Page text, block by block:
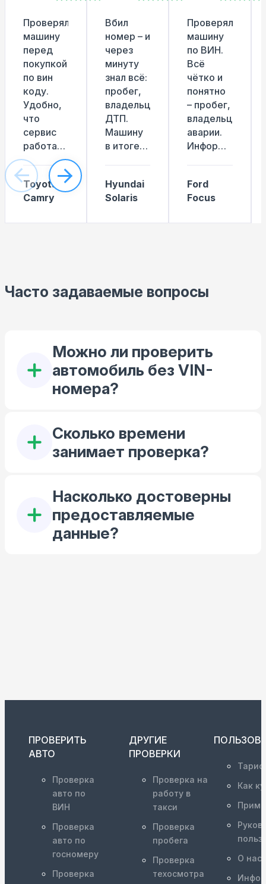
Проверял
машину
перед
покупкой
по вин
коду.
Удобно,
что
сервис
работает
быстро,
без
сложностей.
Узнал,
аварии.
Спасибо,
что
помогли
Toyota
Camry
Вбил
номер – и
через
минуту
знал всё:
пробег,
владельцев,
ДТП.
Машину
в итоге
спокойно
езжу.
Hyundai
Solaris
Проверяла
машину
по ВИН.
Всё
чётко и
понятно
– пробег,
владельцы,
аварии.
Информация
что
говорил
удобный.
Ford
Focus
Часто задаваемые вопросы
Можно ли проверить
автомобиль без VIN-
номера?
Сколько времени
занимает проверка?
Насколько достоверны
предоставляемые
данные?
ПРОВЕРИТЬ
АВТО
Проверка
авто по
ВИН
Проверка
авто по
госномеру
Проверка
ДРУГИЕ
ПРОВЕРКИ
Проверка на
работу в
такси
Проверка
пробега
Проверка
техосмотра
Как
О нас